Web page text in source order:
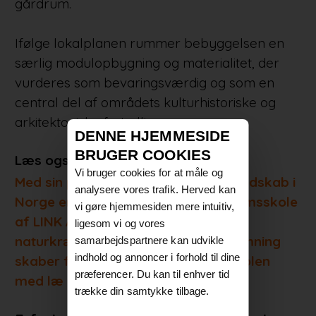
Ifølge lokalplanen rummer bebyggelsen en
særlig modulopbygning og materialitet, der
vurderes som bevaringsværdig og som en
central del af områdets kulturhistoriske og
arkitektoniske fortælling.
Læs også:
Med sin placering i det vilde Lofotlandskab i
Norge er Flakstad barne- og ungdomsskole
af LINK Arkitektur udsat for store
naturkræfter, og bygningens udformning
skaber forskellige rum rundt om skolen
med læ uanset vindretning
DENNE HJEMMESIDE
BRUGER COOKIES
Vi bruger cookies for at måle og
analysere vores trafik. Herved kan
vi gøre hjemmesiden mere intuitiv,
ligesom vi og vores
samarbejdspartnere kan udvikle
indhold og annoncer i forhold til dine
præferencer. Du kan til enhver tid
trække din samtykke tilbage.